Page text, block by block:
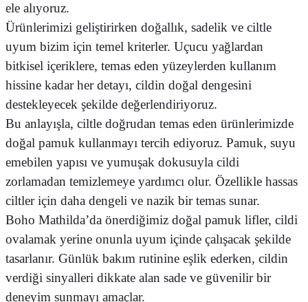
ele alıyoruz.
Ürünlerimizi geliştirirken doğallık, sadelik ve ciltle
uyum bizim için temel kriterler. Uçucu yağlardan
bitkisel içeriklere, temas eden yüzeylerden kullanım
hissine kadar her detayı, cildin doğal dengesini
destekleyecek şekilde değerlendiriyoruz.
Bu anlayışla, ciltle doğrudan temas eden ürünlerimizde
doğal pamuk kullanmayı tercih ediyoruz. Pamuk, suyu
emebilen yapısı ve yumuşak dokusuyla cildi
zorlamadan temizlemeye yardımcı olur. Özellikle hassas
ciltler için daha dengeli ve nazik bir temas sunar.
Boho Mathilda’da önerdiğimiz doğal pamuk lifler, cildi
ovalamak yerine onunla uyum içinde çalışacak şekilde
tasarlanır. Günlük bakım rutinine eşlik ederken, cildin
verdiği sinyalleri dikkate alan sade ve güvenilir bir
deneyim sunmayı amaçlar.